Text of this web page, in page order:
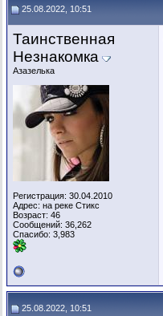
25.08.2022, 10:51
Таинственная
Незнакомка
Азазелька
Регистрация: 30.04.2010
Адрес: на реке Стикс
Возраст: 46
Сообщений: 36,262
Спасибо: 3,983
25.08.2022, 10:51